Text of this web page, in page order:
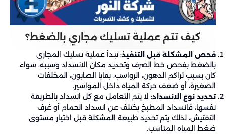
كيف تتم عملية تسليك مجاري بالضغط؟
فحص المشكلة قبل التنفيذ: تبدأ عملية تسليك المجاري
بالضغط بفحص خط الصرف وتحديد مكان الانسداد وسببه، سواء
كان بسبب تراكم الدهون، الرواسب، بقايا الصابون، المخلفات
الصغيرة، أو ضعف حركة المياه داخل المواسير.
تحديد نوع الانسداد: لا يتم التعامل مع كل انسداد بالطريقة
نفسها، فانسداد المطبخ يختلف عن انسداد الحمام أو غرف
التفتيش، لذلك يتم تحديد طبيعة المشكلة قبل اختيار مستوى
ضغط المياه المناسب.